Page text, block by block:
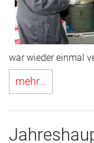
Kontakt
war wieder einmal
mehr...